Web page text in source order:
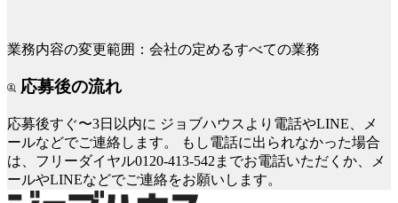
業務内容の変更範囲：会社の定めるすべての業務
応募後の流れ
応募後すぐ〜3日以内に ジョブハウスより電話やLINE、メ
ールなどでご連絡します。
もし電話に出られなかった場合
は、フリーダイヤル0120-413-542までお電話いただくか、メ
ールやLINEなどでご連絡をお願いします。